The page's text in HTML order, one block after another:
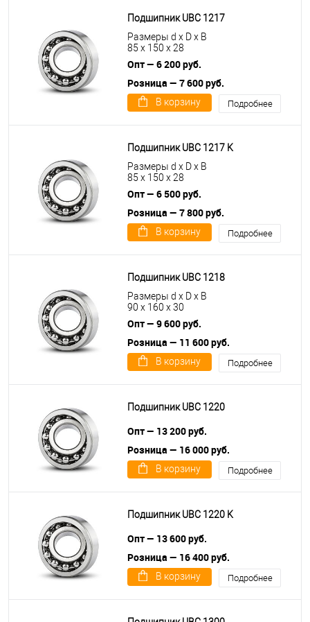
Подшипник UBC 1217
Размеры d x D x B
85 x 150 x 28
Опт — 6 200 руб.
Розница — 7 600 руб.
В корзину Подробнее
Подшипник UBC 1217 K
Размеры d x D x B
85 x 150 x 28
Опт — 6 500 руб.
Розница — 7 800 руб.
В корзину Подробнее
Подшипник UBC 1218
Размеры d x D x B
90 x 160 x 30
Опт — 9 600 руб.
Розница — 11 600 руб.
В корзину Подробнее
Подшипник UBC 1220
Опт — 13 200 руб.
Розница — 16 000 руб.
В корзину Подробнее
Подшипник UBC 1220 K
Опт — 13 600 руб.
Розница — 16 400 руб.
В корзину Подробнее